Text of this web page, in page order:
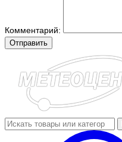
Комментарий:
Отправить